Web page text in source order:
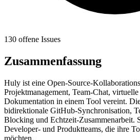
130 offene Issues
Zusammenfassung
Huly ist eine Open-Source-
Projektmanagement, Team-Chat,
Dokumentation in einem Tool vereint.
bidirektionale GitHub-Synchronisation,
Blocking und Echtzeit-Zusammenarbeit.
Developer- und Produktteams, die ihre
möchten.